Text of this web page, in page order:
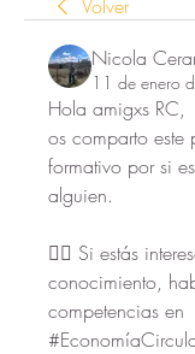
Volver
Nicola
11 de enero
Hola amigxs RC,
os comparto este
formativo por si
alguien.
🙋‍♀️ Si estás
conocimiento,
competencias en